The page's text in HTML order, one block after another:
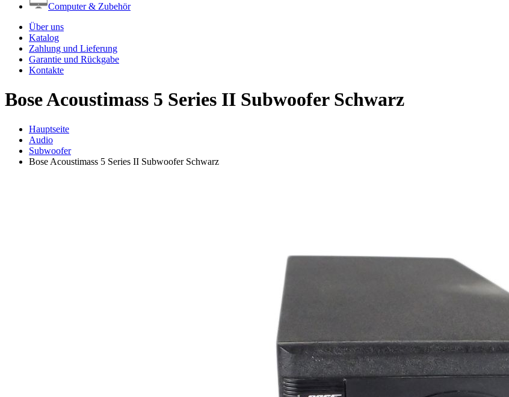
Computer & Zubehör
Über uns
Katalog
Zahlung und Lieferung
Garantie und Rückgabe
Kontakte
Bose Acoustimass 5 Series II Subwoofer Schwarz
Hauptseite
Audio
Subwoofer
Bose Acoustimass 5 Series II Subwoofer Schwarz